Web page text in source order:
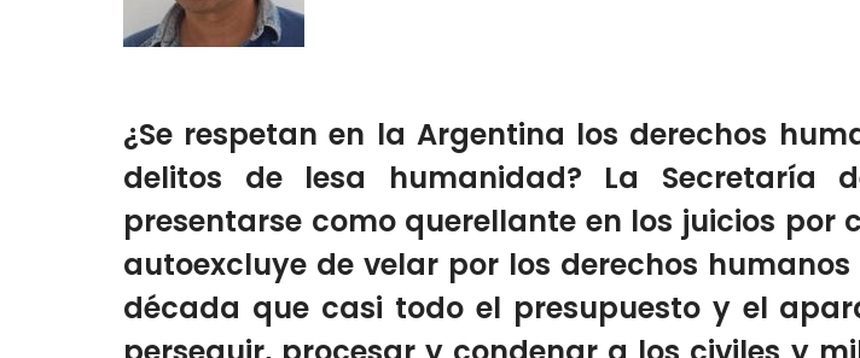
¿Se respetan en la Argentina los derechos
delitos de lesa humanidad? La Secretaría
presentarse como querellante en los juicios por
autoexcluye de velar por los derechos
década que casi todo el presupuesto y el